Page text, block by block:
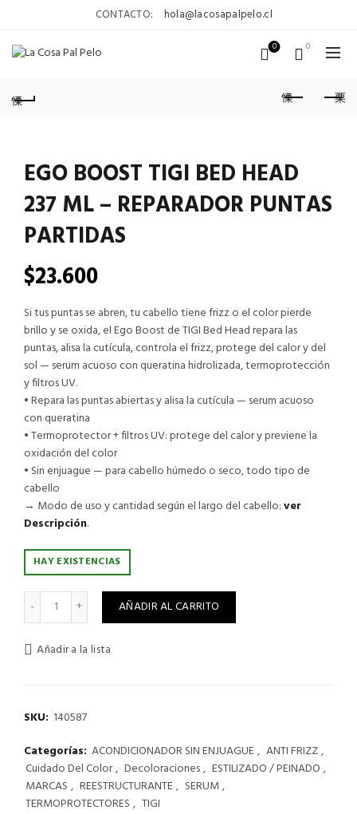
CONTACTO: hola@lacosapalpelo.cl
0 0
EGO BOOST TIGI BED HEAD
237 ML – REPARADOR PUNTAS
PARTIDAS
$23.600
Si tus puntas se abren, tu cabello tiene frizz o el color pierde
brillo y se oxida, el Ego Boost de TIGI Bed Head repara las
puntas, alisa la cutícula, controla el frizz, protege del calor y del
sol — serum acuoso con queratina hidrolizada, termoprotección
y filtros UV.
• Repara las puntas abiertas y alisa la cutícula — serum acuoso
con queratina
• Termoprotector + filtros UV: protege del calor y previene la
oxidación del color
• Sin enjuague — para cabello húmedo o seco, todo tipo de
cabello
→ Modo de uso y cantidad según el largo del cabello:ver
Descripción.
HAY EXISTENCIAS
EGO BOOST TIGI BED HEAD 237 ML - REPARADOR PUNTAS
AÑADIR AL CARRITO
Añadir a la lista
SKU: 140587
Categorías: ACONDICIONADOR SIN ENJUAGUE , ANTI FRIZZ,
Cuidado Del Color, Decoloraciones, ESTILIZADO / PEINADO ,
MARCAS , REESTRUCTURANTE , SERUM,
TERMOPROTECTORES , TIGI